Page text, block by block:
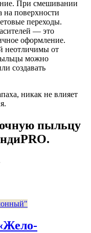
При смешивании
поверхности
переходы.
— это
оформление.
неотличимы от
можно
создавать
никак не влияет
пыльцу